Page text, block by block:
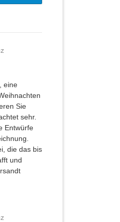
eine
Sie
sehr.
Entwürfe
die das bis
und